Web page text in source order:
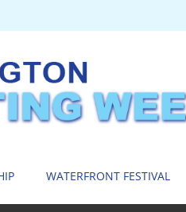
WATERFRONT FESTIVAL